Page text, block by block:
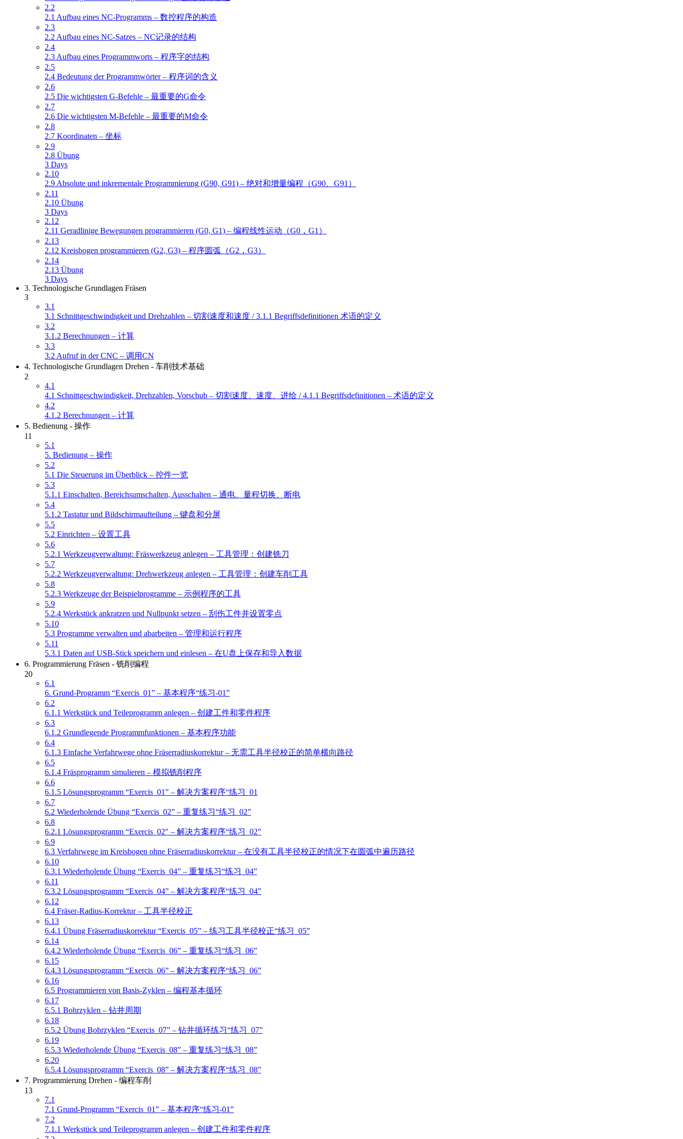
2.2
2.1 Aufbau eines NC-Programms – 数控程序的构造
2.3
2.2 Aufbau eines NC-Satzes – NC记录的结构
2.4
2.3 Aufbau eines Programmworts – 程序字的结构
2.5
2.4 Bedeutung der Programmwörter – 程序词的含义
2.6
2.5 Die wichtigsten G-Befehle – 最重要的G命令
2.7
2.6 Die wichtigsten M-Befehle – 最重要的M命令
2.8
2.7 Koordinaten – 坐标
2.9
2.8 Übung
3 Days
2.10
2.9 Absolute und inkrementale Programmierung (G90, G91) – 绝对和增量编程（G90、G91）
2.11
2.10 Übung
3 Days
2.12
2.11 Geradlinige Bewegungen programmieren (G0, G1) – 编程线性运动（G0，G1）
2.13
2.12 Kreisbogen programmieren (G2, G3) – 程序圆弧（G2，G3）
2.14
2.13 Übung
3 Days
3. Technologische Grundlagen Fräsen
3
3.1
3.1 Schnittgeschwindigkeit und Drehzahlen – 切割速度和速度 / 3.1.1 Begriffsdefinitionen 术语的定义
3.2
3.1.2 Berechnungen – 计算
3.3
3.2 Aufruf in der CNC – 调用CN
4. Technologische Grundlagen Drehen - 车削技术基础
2
4.1
4.1 Schnittgeschwindigkeit, Drehzahlen, Vorschub – 切割速度、速度、进给 / 4.1.1 Begriffsdefinitionen – 术语的定义
4.2
4.1.2 Berechnungen – 计算
5. Bedienung - 操作
11
5.1
5. Bedienung – 操作
5.2
5.1 Die Steuerung im Überblick – 控件一览
5.3
5.1.1 Einschalten, Bereichsumschalten, Ausschalten – 通电、量程切换、断电
5.4
5.1.2 Tastatur und Bildschirmaufteilung – 键盘和分屏
5.5
5.2 Einrichten – 设置工具
5.6
5.2.1 Werkzeugverwaltung: Fräswerkzeug anlegen – 工具管理：创建铣刀
5.7
5.2.2 Werkzeugverwaltung: Drehwerkzeug anlegen – 工具管理：创建车削工具
5.8
5.2.3 Werkzeuge der Beispielprogramme – 示例程序的工具
5.9
5.2.4 Werkstück ankratzen und Nullpunkt setzen – 刮伤工件并设置零点
5.10
5.3 Programme verwalten und abarbeiten – 管理和运行程序
5.11
5.3.1 Daten auf USB-Stick speichern und einlesen – 在U盘上保存和导入数据
6. Programmierung Fräsen - 铣削编程
20
6.1
6. Grund-Programm “Exercis_01” – 基本程序“练习-01”
6.2
6.1.1 Werkstück und Teileprogramm anlegen – 创建工件和零件程序
6.3
6.1.2 Grundlegende Programmfunktionen – 基本程序功能
6.4
6.1.3 Einfache Verfahrwege ohne Fräserradiuskorrektur – 无需工具半径校正的简单横向路径
6.5
6.1.4 Fräsprogramm simulieren – 模拟铣削程序
6.6
6.1.5 Lösungsprogramm “Exercis_01” – 解决方案程序“练习_01
6.7
6.2 Wiederholende Übung “Exercis_02” – 重复练习“练习_02”
6.8
6.2.1 Lösungsprogramm “Exercis_02″ – 解决方案程序“练习_02”
6.9
6.3 Verfahrwege im Kreisbogen ohne Fräserradiuskorrektur – 在没有工具半径校正的情况下在圆弧中遍历路径
6.10
6.3.1 Wiederholende Übung “Exercis_04” – 重复练习“练习_04”
6.11
6.3.2 Lösungsprogramm “Exercis_04” – 解决方案程序“练习_04”
6.12
6.4 Fräser-Radius-Korrektur – 工具半径校正
6.13
6.4.1 Übung Fräserradiuskorrektur “Exercis_05” – 练习工具半径校正“练习_05”
6.14
6.4.2 Wiederholende Übung “Exercis_06” – 重复练习“练习_06”
6.15
6.4.3 Lösungsprogramm “Exercis_06” – 解决方案程序“练习_06”
6.16
6.5 Programmieren von Basis-Zyklen – 编程基本循环
6.17
6.5.1 Bohrzyklen – 钻井周期
6.18
6.5.2 Übung Bohrzyklen “Exercis_07” – 钻井循环练习“练习_07”
6.19
6.5.3 Wiederholende Übung “Exercis_08” – 重复练习“练习_08”
6.20
6.5.4 Lösungsprogramm “Exercis_08” – 解决方案程序“练习_08”
7. Programmierung Drehen - 编程车削
13
7.1
7.1 Grund-Programm “Exercis_01” – 基本程序“练习-01”
7.2
7.1.1 Werkstück und Teileprogramm anlegen – 创建工件和零件程序